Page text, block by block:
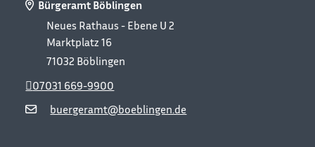
Bürgeramt Böblingen
Neues Rathaus - Ebene U 2
Marktplatz 16
71032 Böblingen
buergeramt@boeblingen.de
07031 669-9900